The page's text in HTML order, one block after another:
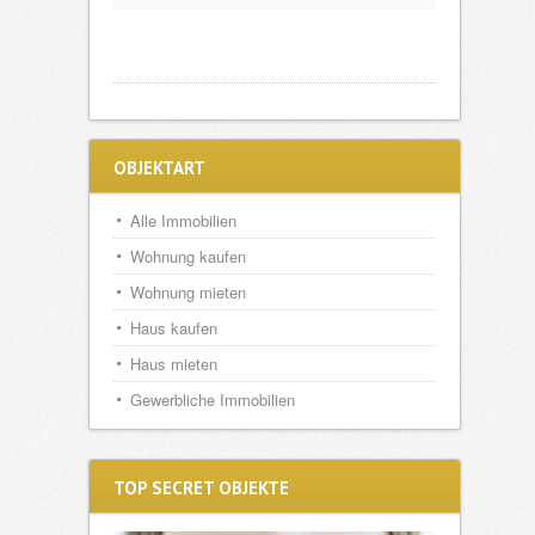
OBJEKTART
Alle Immobilien
Wohnung kaufen
Wohnung mieten
Haus kaufen
Haus mieten
Gewerbliche Immobilien
TOP SECRET OBJEKTE